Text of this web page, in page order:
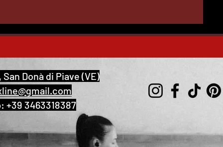
San Donà di Piave (VE)
+39 3463318387